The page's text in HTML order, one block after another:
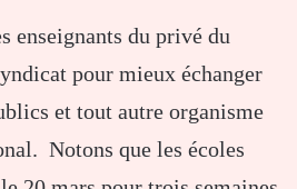
enseignants du privé du
pour mieux échanger
et tout autre organisme
Notons que les écoles